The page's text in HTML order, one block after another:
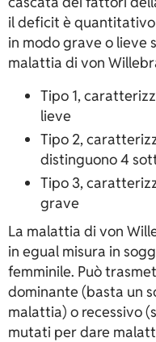
il deficit è
in modo grave o lieve
malattia di von
Tipo 1,
lieve
Tipo 2,
distinguono 4
Tipo 3,
grave
La malattia di von
in egual misura in
femminile. Può
dominante (basta un
malattia) o recessivo
mutati per dare